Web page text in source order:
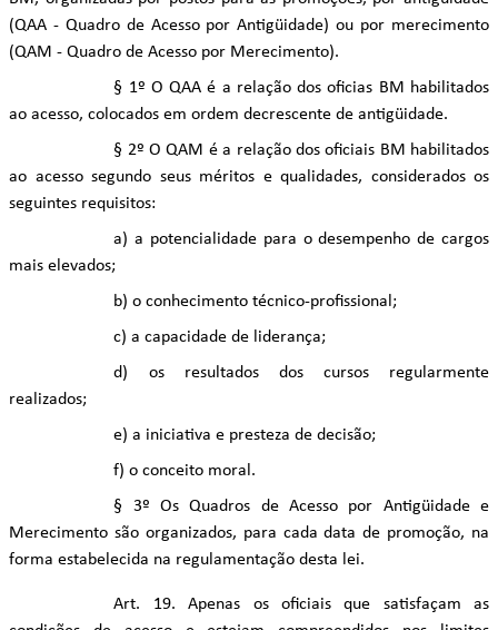
(QAA - Quadro de Acesso por Antigüidade) ou por merecimento
(QAM - Quadro de Acesso por Merecimento).
§ 1º O QAA é a relação dos oficias BM habilitados
ao acesso, colocados em ordem decrescente de antigüidade.
§ 2º O QAM é a relação dos oficiais BM habilitados
ao acesso segundo seus méritos e qualidades, considerados os
seguintes requisitos:
a) a potencialidade para o desempenho de cargos
mais elevados;
b) o conhecimento técnico-profissional;
c) a capacidade de liderança;
d) os resultados dos cursos regularmente
realizados;
e) a iniciativa e presteza de decisão;
f) o conceito moral.
§ 3º Os Quadros de Acesso por Antigüidade e
Merecimento são organizados, para cada data de promoção, na
forma estabelecida na regulamentação desta lei.
Art. 19. Apenas os oficiais que satisfaçam as